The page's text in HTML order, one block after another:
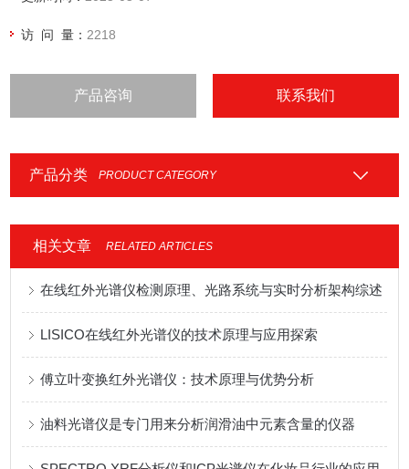
访 问 量： 2218
产品咨询 联系我们
产品分类 PRODUCT CATEGORY
相关文章 RELATED ARTICLES
在线红外光谱仪检测原理、光路系统与实时分析架构综述
LISICO在线红外光谱仪的技术原理与应用探索
傅立叶变换红外光谱仪：技术原理与优势分析
油料光谱仪是专门用来分析润滑油中元素含量的仪器